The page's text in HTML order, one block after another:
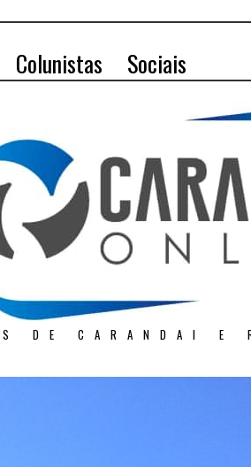
Colunistas Sociais
DE CARANDAI E